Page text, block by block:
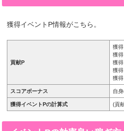
獲得イベントP情報がこちら。
貢献P
獲
獲
獲
獲
獲
スコアボーナス 自
獲得イベントPの計算式 (貢